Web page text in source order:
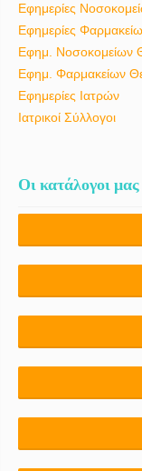
Εφημερίες
Εφημερίες
Εφημ. Νοσοκομείων
Εφημ. Φαρμακείων
Εφημερίες Ιατρών
Ιατρικοί Σύλλογοι
Οι κατάλογοι μας